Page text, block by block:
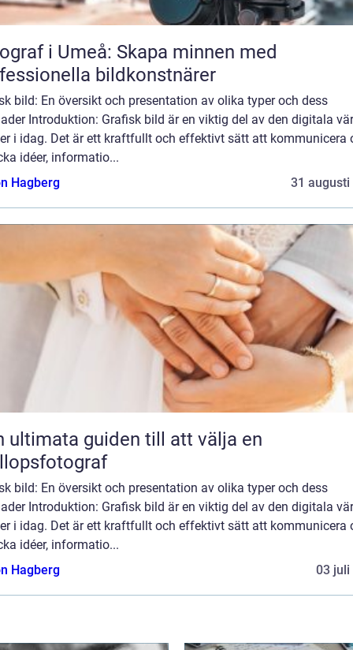
i Umeå: Skapa minnen med
bildkonstnärer
bild: En översikt och presentation av olika typer och dess
Introduktion: Grafisk bild är en viktig del av den digitala
i idag. Det är ett kraftfullt och effektivt sätt att kommunicera
idéer, informatio...
Hagberg
31 augusti
ultimata guiden till att välja en
bild: En översikt och presentation av olika typer och dess
Introduktion: Grafisk bild är en viktig del av den digitala
i idag. Det är ett kraftfullt och effektivt sätt att kommunicera
idéer, informatio...
Hagberg
03 juli